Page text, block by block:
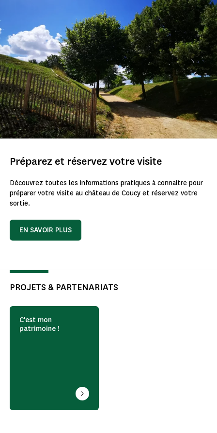
Préparez et réservez votre visite
Découvrez toutes les informations pratiques à connaitre pour
préparer votre visite au château de Coucy et réservez votre
sortie.
EN SAVOIR PLUS
PROJETS & PARTENARIATS
C'est mon
patrimoine !